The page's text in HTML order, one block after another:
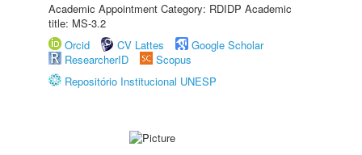
Academic Appointment Category: RDIDP Academic
title: MS-3.2
Orcid
CV Lattes
Google Scholar
ResearcherID
Scopus
Repositório Institucional UNESP